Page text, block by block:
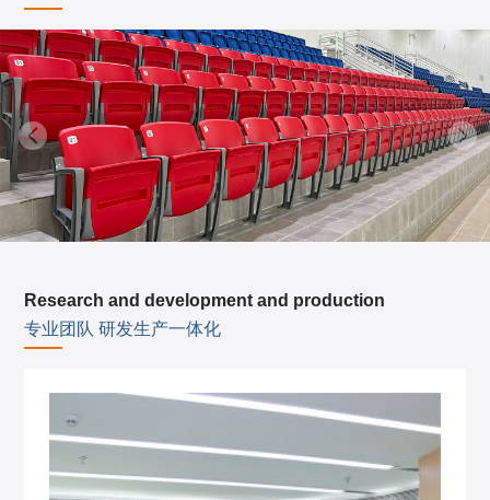
Research and development and production
专业团队 研发生产一体化